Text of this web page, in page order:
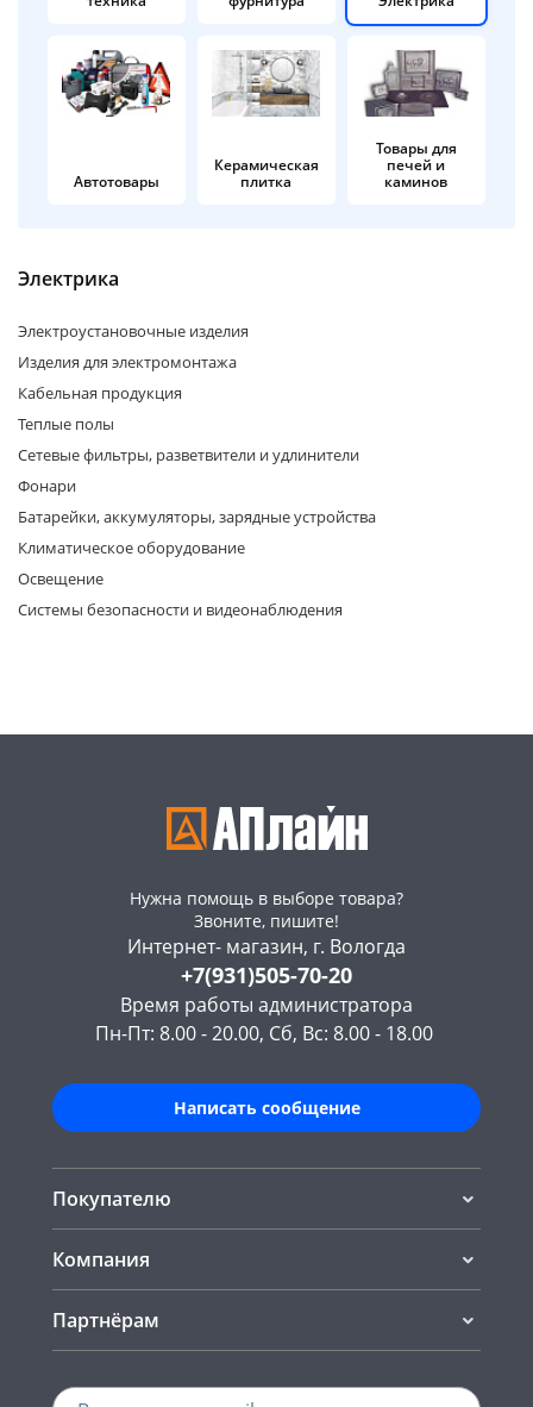
Автотовары
Керамическая
плитка
Товары для
печей и
каминов
Электрика
Электроустановочные изделия
Изделия для электромонтажа
Кабельная продукция
Теплые полы
Сетевые фильтры, разветвители и удлинители
Фонари
Батарейки, аккумуляторы, зарядные устройства
Климатическое оборудование
Освещение
Системы безопасности и видеонаблюдения
Нужна помощь в выборе товара?
Звоните, пишите!
Интернет- магазин, г. Вологда
+7(931)505-70-20
Время работы администратора
Пн-Пт: 8.00 - 20.00, Сб, Вс: 8.00 - 18.00
Написать сообщение
Покупателю
Компания
Партнёрам
раз в 2
недели
раз в 2 недели
plait.ru